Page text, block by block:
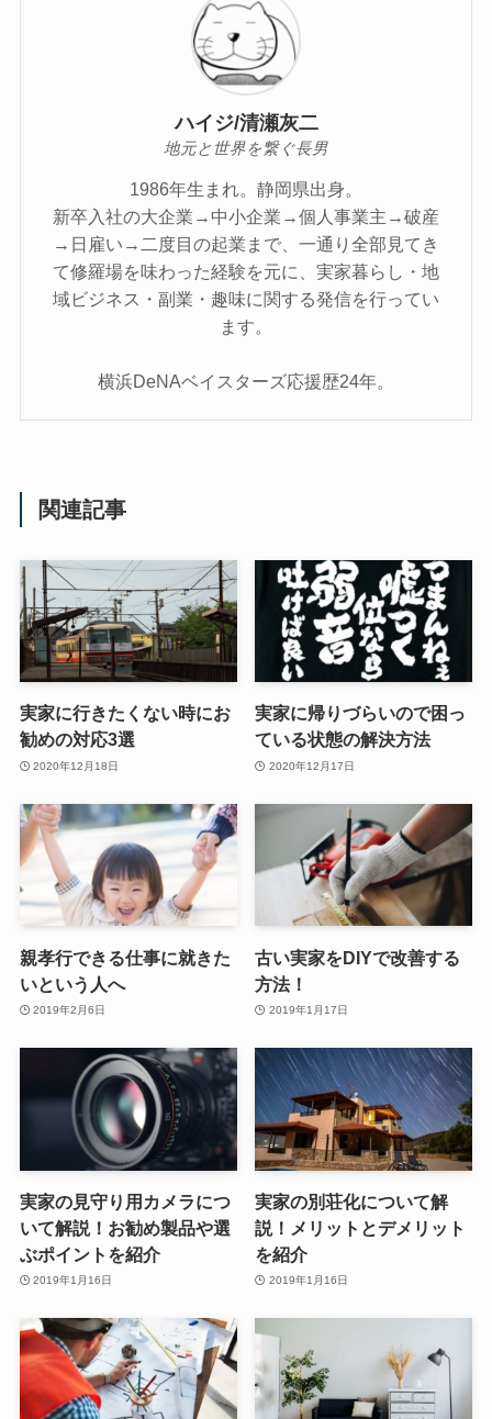
ハイジ/清瀬灰二
地元と世界を繋ぐ長男
1986年生まれ。静岡県出身。
新卒入社の大企業→中小企業→個人事業主→破産
→日雇い→二度目の起業まで、一通り全部見てき
て修羅場を味わった経験を元に、実家暮らし・地
域ビジネス・副業・趣味に関する発信を行ってい
ます。
横浜DeNAベイスターズ応援歴24年。
関連記事
実家に行きたくない時にお
勧めの対応3選
2020年12月18日
実家に帰りづらいので困っ
ている状態の解決方法
2020年12月17日
親孝行できる仕事に就きた
いという人へ
2019年2月6日
古い実家をDIYで改善する
方法！
2019年1月17日
実家の見守り用カメラにつ
いて解説！お勧め製品や選
ぶポイントを紹介
2019年1月16日
実家の別荘化について解
説！メリットとデメリット
を紹介
2019年1月16日